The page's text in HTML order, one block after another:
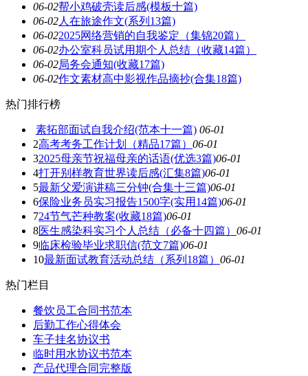
06-02帮小鸡破壳读后感(模板十篇)
06-02人在旅途作文(系列13篇)
06-022025网络营销的自我鉴定（集锦20篇）
06-02办公室科员试用期个人总结（收藏14篇）
06-02局务会通知(收藏17篇)
06-02作文素材高中影视作品摘抄(合集18篇)
热门排行榜
素拓部面试自我介绍(范本十一篇) 06-01
2高考考务工作计划（精品17篇） 06-01
32025母亲节祝福母亲的话语(优选3篇)06-01
4打开别样教育世界读后感(汇集8篇)06-01
5最新父爱演讲稿三分钟(合集十三篇)06-01
6保险业务员实习报告1500字(实用14篇)06-01
724节气芒种教案(收藏18篇)06-01
8医生感染科实习个人总结（必备十四篇） 06-01
9临床检验毕业求职信(范文7篇)06-01
10最新面试教育活动总结（系列18篇） 06-01
热门栏目
餐饮员工合同书范本
后勤工作心得体会
车子挂名协议书
临时用水协议书范本
产品代理合同完整版